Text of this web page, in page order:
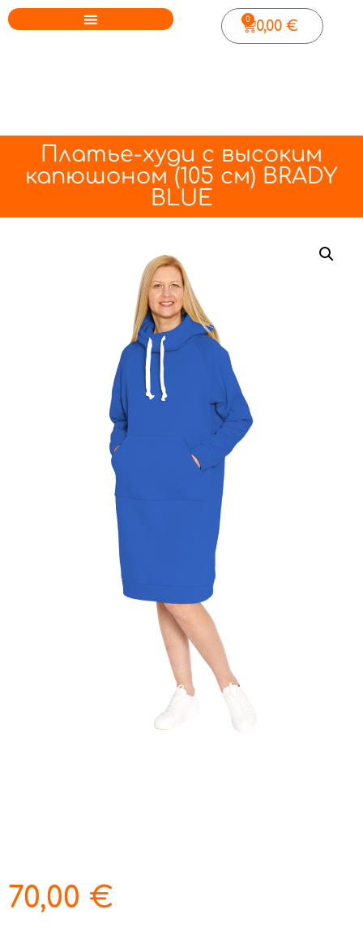
0,00€
0
Платье-худи с высоким
капюшоном (105 см) BRADY
BLUE
70,00 €